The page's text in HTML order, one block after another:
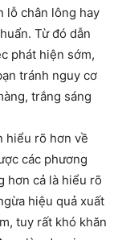
lỗ chân lông hay
Từ đó dẫn
phát hiện sớm,
tránh nguy cơ
trắng sáng
hiểu rõ hơn về
các phương
hơn cả là hiểu rõ
hiệu quả xuất
tuy rất khó khăn